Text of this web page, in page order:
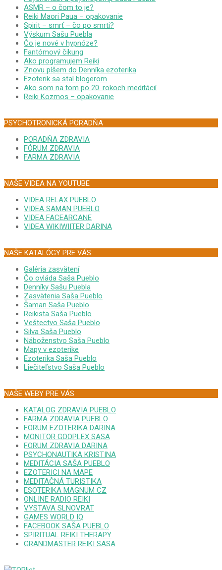
ASMR – o čom to je?
Reiki Maori Paua – opakovanie
Spirit – smrť – čo po smrti?
Výskum Sašu Puebla
Čo je nové v hypnóze?
Fantómový čikung
Ako programujem Reiki
Znovu píšem do Denníka ezoterika
Ezoterik sa stal blogerom
Ako som na tom po 20. rokoch meditácií
Reiki Kozmos – opakovanie
PSYCHOTRONICKÁ PORADŇA
PORADŇA ZDRAVIA
FÓRUM ZDRAVIA
FARMA ZDRAVIA
NAŠE VIDEA NA YOUTUBE
VIDEA RELAX PUEBLO
VIDEA SAMAN PUEBLO
VIDEA FACEARCANE
VIDEA WIKIWIITER DARINA
NAŠE KATALÓGY PRE VÁS
Galéria zasvätení
Čo ovláda Saša Pueblo
Denníky Sašu Puebla
Zasvätenia Saša Pueblo
Šaman Saša Pueblo
Reikista Saša Pueblo
Veštectvo Saša Pueblo
Silva Saša Pueblo
Náboženstvo Saša Pueblo
Mapy v ezoterike
Ezoterika Saša Pueblo
Liečiteľstvo Saša Pueblo
NAŠE WEBY PRE VÁS
KATALOG ZDRAVIA PUEBLO
FARMA ZDRAVIA PUEBLO
FORUM EZOTERIKA DARINA
MONITOR GOOPLEX SASA
FORUM ZDRAVIA DARINA
PSYCHONAUTIKA KRISTINA
MEDITÁCIA SAŠA PUEBLO
EZOTERICI NA MAPE
MEDITAČNÁ TURISTIKA
ESOTERIKA MAGNUM CZ
ONLINE RADIO REIKI
VYSTAVA SLNOVRAT
GAMES WORLD IQ
FACEBOOK SAŠA PUEBLO
SPIRITUAL REIKI THERAPY
GRANDMASTER REIKI SASA